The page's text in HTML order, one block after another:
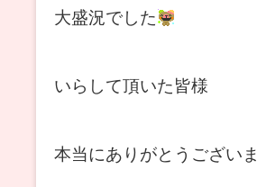
大盛況でした
いらして頂いた皆様
本当にありがとうござい